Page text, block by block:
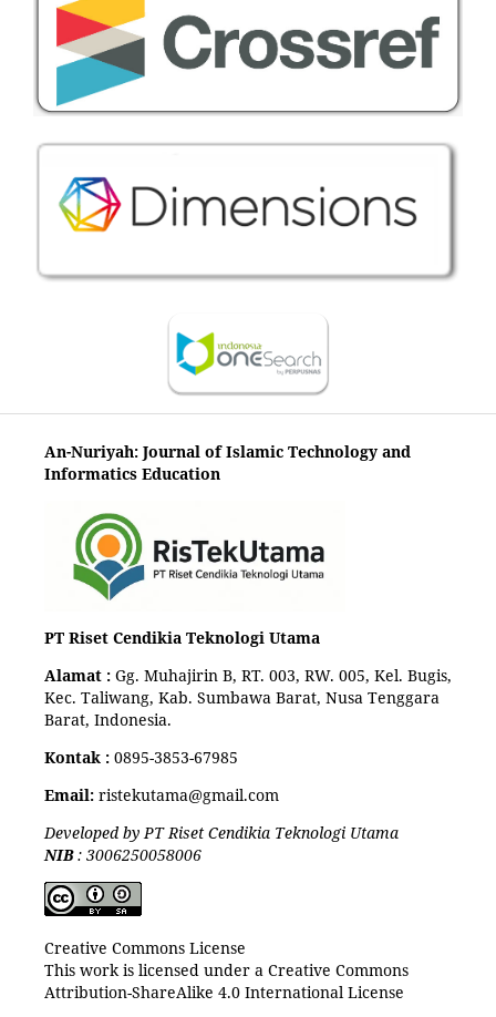
An-Nuriyah: Journal of Islamic Technology and
Informatics Education
PT Riset Cendikia Teknologi Utama
Alamat : Gg. Muhajirin B, RT. 003, RW. 005, Kel. Bugis,
Kec. Taliwang, Kab. Sumbawa Barat, Nusa Tenggara
Barat, Indonesia.
Kontak : 0895-3853-67985
Email:ristekutama@gmail.com
Developed by PT Riset Cendikia Teknologi Utama
NIB: 3006250058006
Creative Commons License
This work is licensed under a Creative Commons
Attribution-ShareAlike 4.0 International License